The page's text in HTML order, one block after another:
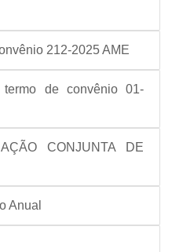
212-2025 AME
termo de convênio 01-
CONJUNTA DE
Anual